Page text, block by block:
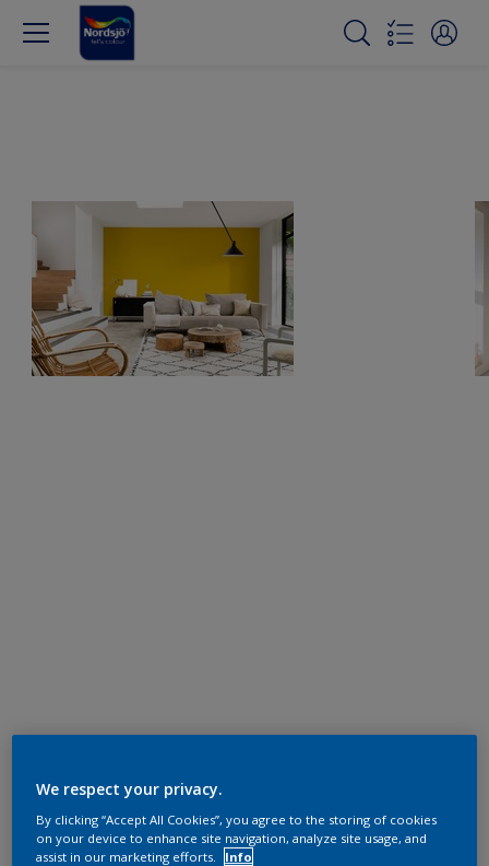
We respect your privacy.
By clicking “Accept All Cookies”, you agree to the storing of cookies
on your device to enhance site navigation, analyze site usage, and
assist in our marketing efforts.
Info